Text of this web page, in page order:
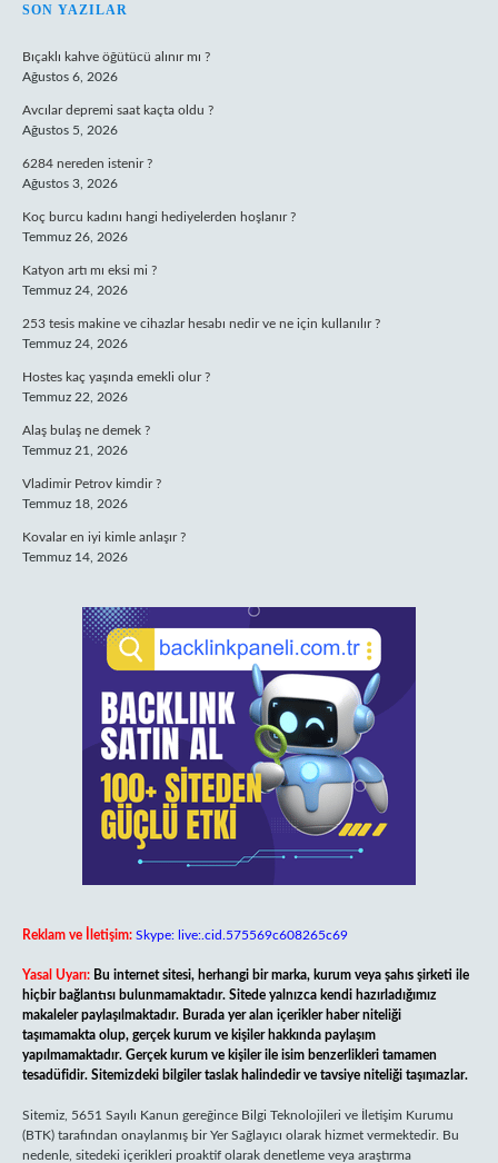
SIDEBAR
SON YAZILAR
Bıçaklı kahve öğütücü alınır mı ?
Ağustos 6, 2026
Avcılar depremi saat kaçta oldu ?
Ağustos 5, 2026
6284 nereden istenir ?
Ağustos 3, 2026
Koç burcu kadını hangi hediyelerden hoşlanır ?
Temmuz 26, 2026
Katyon artı mı eksi mi ?
Temmuz 24, 2026
253 tesis makine ve cihazlar hesabı nedir ve ne için kullanılır ?
Temmuz 24, 2026
Hostes kaç yaşında emekli olur ?
Temmuz 22, 2026
Alaş bulaş ne demek ?
Temmuz 21, 2026
Vladimir Petrov kimdir ?
Temmuz 18, 2026
Kovalar en iyi kimle anlaşır ?
Temmuz 14, 2026
Reklam ve İletişim: Skype: live:.cid.575569c608265c69
Yasal Uyarı: Bu internet sitesi, herhangi bir marka, kurum veya şahıs şirketi ile
hiçbir bağlantısı bulunmamaktadır. Sitede yalnızca kendi hazırladığımız
makaleler paylaşılmaktadır. Burada yer alan içerikler haber niteliği
taşımamakta olup, gerçek kurum ve kişiler hakkında paylaşım
yapılmamaktadır. Gerçek kurum ve kişiler ile isim benzerlikleri tamamen
tesadüfidir. Sitemizdeki bilgiler taslak halindedir ve tavsiye niteliği taşımazlar.
Sitemiz, 5651 Sayılı Kanun gereğince Bilgi Teknolojileri ve İletişim Kurumu
(BTK) tarafından onaylanmış bir Yer Sağlayıcı olarak hizmet vermektedir. Bu
nedenle, sitedeki içerikleri proaktif olarak denetleme veya araştırma